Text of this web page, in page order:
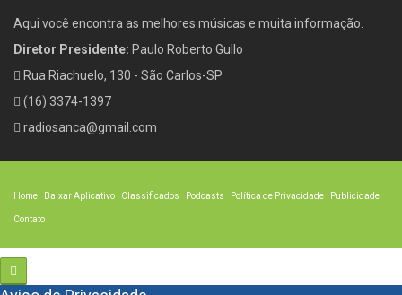
Aqui você encontra as melhores músicas e muita informação.
Diretor Presidente: Paulo Roberto Gullo
Rua Riachuelo, 130 - São Carlos-SP
(16) 3374-1397
radiosanca@gmail.com
Home Baixar Aplicativo Classificados Podcasts Política de Privacidade Publicidade
Contato